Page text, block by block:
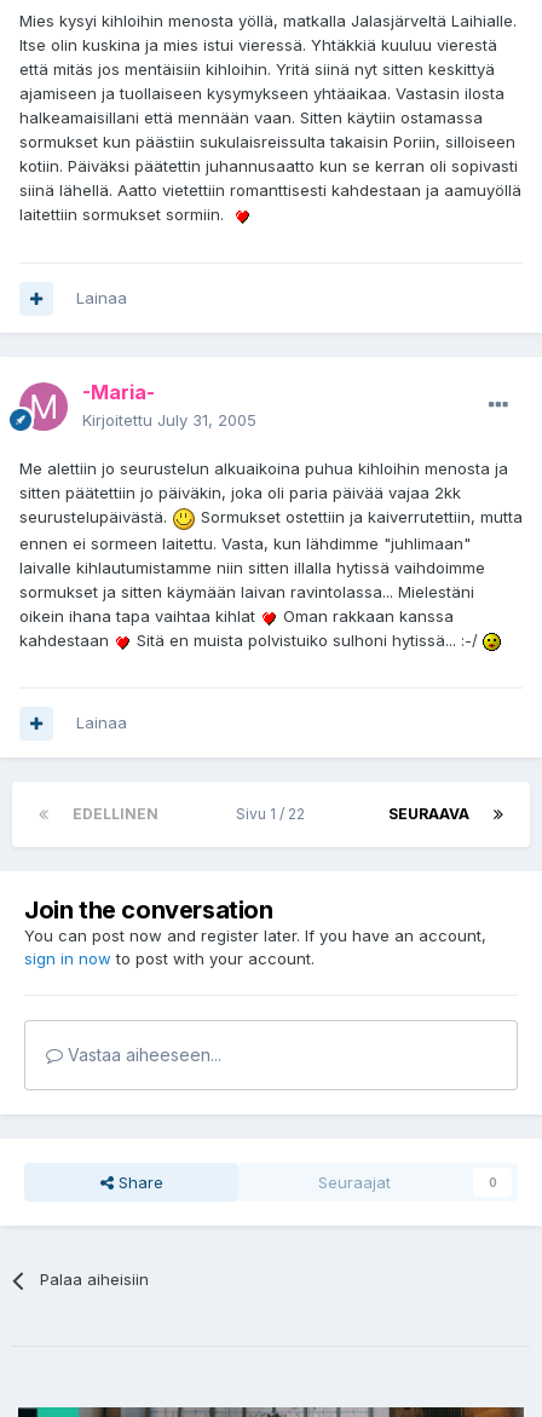
Mies kysyi kihloihin menosta yöllä, matkalla Jalasjärveltä Laihialle.
Itse olin kuskina ja mies istui vieressä. Yhtäkkiä kuuluu vierestä
että mitäs jos mentäisiin kihloihin. Yritä siinä nyt sitten keskittyä
ajamiseen ja tuollaiseen kysymykseen yhtäaikaa. Vastasin ilosta
halkeamaisillani että mennään vaan. Sitten käytiin ostamassa
sormukset kun päästiin sukulaisreissulta takaisin Poriin, silloiseen
kotiin. Päiväksi päätettin juhannusaatto kun se kerran oli sopivasti
siinä lähellä. Aatto vietettiin romanttisesti kahdestaan ja aamuyöllä
laitettiin sormukset sormiin.
Lainaa
-Maria-
Kirjoitettu July 31, 2005
Me alettiin jo seurustelun alkuaikoina puhua kihloihin menosta ja
sitten päätettiin jo päiväkin, joka oli paria päivää vajaa 2kk
seurustelupäivästä.
Sormukset ostettiin ja kaiverrutettiin, mutta
ennen ei sormeen laitettu. Vasta, kun lähdimme "juhlimaan"
laivalle kihlautumistamme niin sitten illalla hytissä vaihdoimme
sormukset ja sitten käymään laivan ravintolassa... Mielestäni
oikein ihana tapa vaihtaa kihlat
Oman rakkaan kanssa
kahdestaan
Sitä en muista polvistuiko sulhoni hytissä... :-/
Lainaa
EDELLINEN SEURAAVA
Sivu 1 / 22
Join the conversation
You can post now and register later. If you have an account,
sign in now to post with your account.
Vastaa aiheeseen...
Share Seuraajat 0
Palaa aiheisiin